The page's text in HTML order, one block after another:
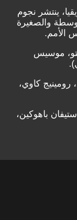
ينتشر نجوم
والصغيرة
الأمم.
موسيس
رومينيج كاوي،
ستيفان باهوكين،